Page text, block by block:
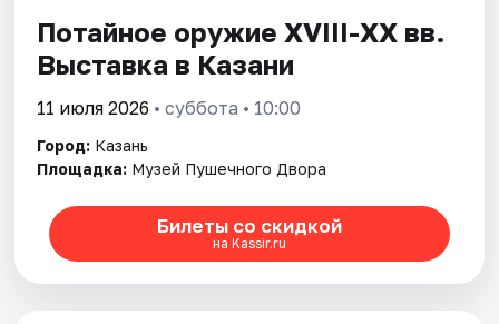
Потайное оружие XVIII-XX вв.
Выставка в Казани
11 июля 2026 • суббота • 10:00
Город: Казань
Площадка: Музей Пушечного Двора
Билеты со скидкой
на Kassir.ru